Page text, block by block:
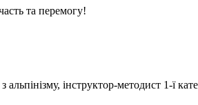
та перемогу!
інструктор-методист 1-ї